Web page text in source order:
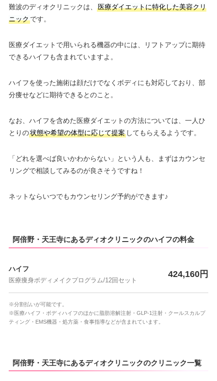
難波のディオクリニックは、
医療ダイエットに特化した美容クリ
ニックです。
医療ダイエットで用いられる機器の中には、リフトアップに期待
できるハイフも含まれていますよ。
ハイフを使った施術は顔だけでなくボディにも対応しており、部
分痩せなどに期待できるとのこと。
なお、ハイフを含めた医療ダイエットの方法については、一人ひ
とりの状態や希望の体型に応じて提案してもらえるようです。
「どれを選べば良いかわからない」という人も、まずはカウンセ
リングで相談してみるのが良さそうですね！
ネットならいつでもカウンセリング予約ができます♪
阿倍野・天王寺にあるディオクリニックのハイフの料金
ハイフ
医療痩身ボディメイクプログラム/12回セット
424,160円
※分割払いが可能です。
※医療ハイフ・ボディハイフのほかに脂肪溶解注射・GLP-1注射・クールスカルプ
ティング・EMS機器・処方薬・食事指導などが含まれています。
阿倍野・天王寺にあるディオクリニックのクリニック一覧